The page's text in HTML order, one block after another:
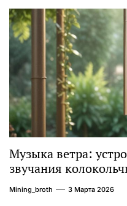
Музыка ветра:
звучания
Mining_broth 3 Марта 2026